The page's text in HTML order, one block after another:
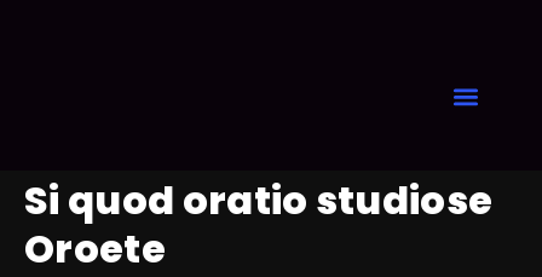
Si quod oratio studiose
Oroete